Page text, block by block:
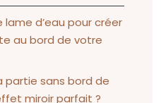
d’eau pour créer
au bord de votre
partie sans bord de
miroir parfait ?